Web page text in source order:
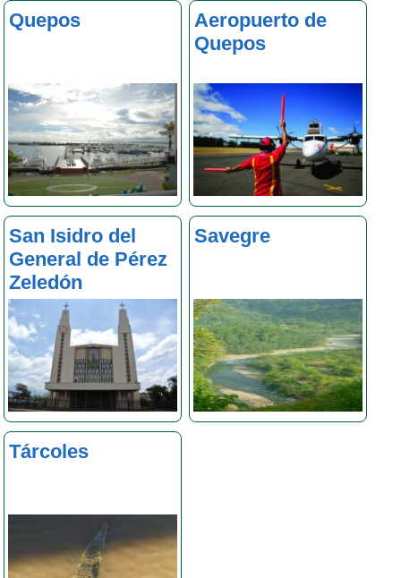
Quepos
Aeropuerto de
Quepos
San Isidro del
General de Pérez
Zeledón
Savegre
Tárcoles